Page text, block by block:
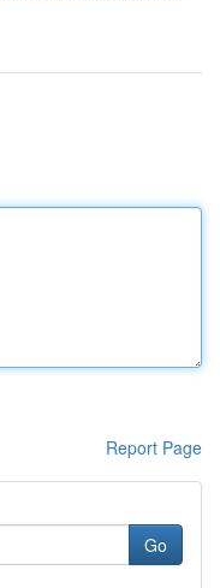
Report Page
Go